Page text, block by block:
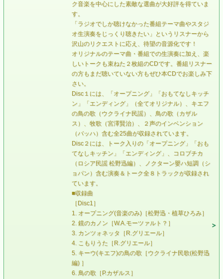
ク音楽を中心にした素敵な選曲が大好評を得ていま
す。
「ラジオでしか聴けなかった番組テーマ曲やスタジ
オ生演奏をじっくり聴きたい」というリスナーから
沢山のリクエストに応え、待望の音源化です！
オリジナルのテーマ曲・番組での生演奏に加え、楽
しいトークも束ねた２枚組のCDです。番組リスナー
の方もまだ聴いていない方もぜひ本CDでお楽しみ下
さい。
Disc１には、「オープニング」「おもてなしキッチ
ン」「エンディング」（全てオリジナル）、キエフ
の鳥の歌（ウクライナ民謡）、鳥の歌（カザル
ス）、牧歌（宮澤賢治）、２声のインベンション
（バッハ）含む全25曲が収録されています。
Disc２には、トーク入りの「オープニング」「おも
てなしキッチン」「エンディング」、コロブチカ
（ロシア民謡 松野迅編）、ノクターン嬰ハ短調（シ
ョパン）含む演奏＆トーク全８トラックが収録され
ています。
■収録曲
［Disc1］
1. オープニング(音楽のみ)［松野迅・植草ひろみ］
2. 鏡のカノン［W.A.モーツァルト？］
3. カンツォネッタ［R.グリエール］
4. こもりうた［R.グリエール］
5. キーウ(キエフ)の鳥の歌［ウクライナ民歌(松野迅
編) ］
6. 鳥の歌［P.カザルス］